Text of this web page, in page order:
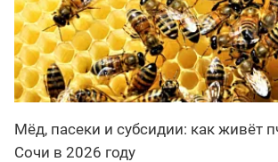
Мёд, пасеки и субсидии: как живёт
Сочи в 2026 году